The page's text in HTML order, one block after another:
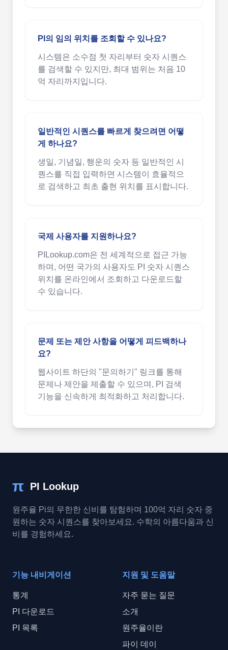
PI의 임의 위치를 조회할 수 있나요?
시스템은 소수점 첫 자리부터 숫자 시퀀스
를 검색할 수 있지만, 최대 범위는 처음 10
억 자리까지입니다.
일반적인 시퀀스를 빠르게 찾으려면 어떻
게 하나요?
생일, 기념일, 행운의 숫자 등 일반적인 시
퀀스를 직접 입력하면 시스템이 효율적으
로 검색하고 최초 출현 위치를 표시합니다.
국제 사용자를 지원하나요?
PILookup.com은 전 세계적으로 접근 가능
하며, 어떤 국가의 사용자도 PI 숫자 시퀀스
위치를 온라인에서 조회하고 다운로드할
수 있습니다.
문제 또는 제안 사항을 어떻게 피드백하나
요?
웹사이트 하단의 "문의하기" 링크를 통해
문제나 제안을 제출할 수 있으며, PI 검색
기능을 신속하게 최적화하고 처리합니다.
π PI Lookup
원주율 Pi의 무한한 신비를 탐험하며 100억 자리 숫자 중
원하는 숫자 시퀀스를 찾아보세요. 수학의 아름다움과 신
비를 경험하세요.
기능 내비게이션
통계
PI 다운로드
PI 목록
지원 및 도움말
자주 묻는 질문
소개
원주율이란
파이 데이